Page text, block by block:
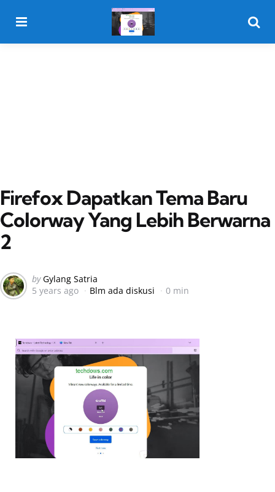
Firefox Dapatkan Tema Baru
Colorway Yang Lebih Berwarna
2
Posted
by
by Gylang Satria
5 years ago
Blm ada diskusi 0 min